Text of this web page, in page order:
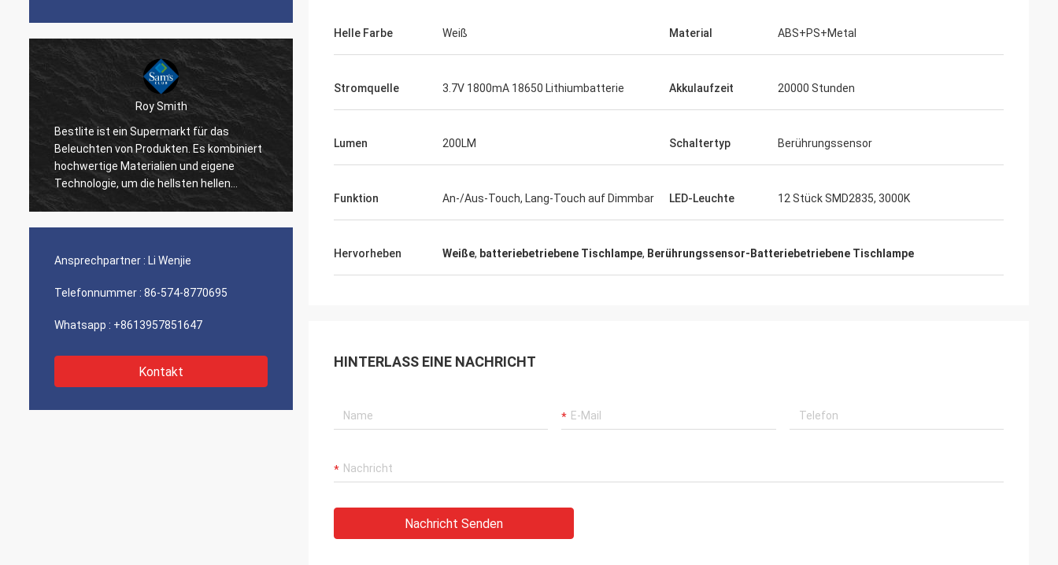
Roy Smith
Bestlite ist ein Supermarkt für das
Beleuchten von Produkten. Es kombiniert
hochwertige Materialien und eigene
Technologie, um die hellsten hellen
Produkte auf dem Markt herzustellen.
bearbeiten. Ich bin wir fortfahre,
erfolgreich zu sein in der Zukunft
gewesen, zum mit zu arbeiten und jeder
von Ihnen werden sehr geschätzt. Sie
Ihres Professionalismus, Wissens und
Bereitwilligkeit, auf solch einer großer
zusammenzuarbeiten gemacht. Ich hüte
Ansprechpartner : Li Wenjie
Telefonnummer : 86-574-8770695
Whatsapp : +8613957851647
Kontakt
Helle Farbe Weiß Material ABS+PS+Metal
Stromquelle 3.7V 1800mA 18650 Lithiumbatterie Akkulaufzeit 20000 Stunden
Lumen 200LM Schaltertyp Berührungssensor
Funktion An-/Aus-Touch, Lang-Touch auf Dimmbar LED-Leuchte 12 Stück SMD2835, 3000K
Hervorheben Weiße, batteriebetriebene Tischlampe, Berührungssensor-Batteriebetriebene Tischlampe
HINTERLASS EINE NACHRICHT
Nachricht Senden